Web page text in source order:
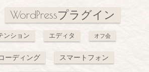
WordPressプラグイン
ンション エディタ オフ会
ーディング スマートフォン